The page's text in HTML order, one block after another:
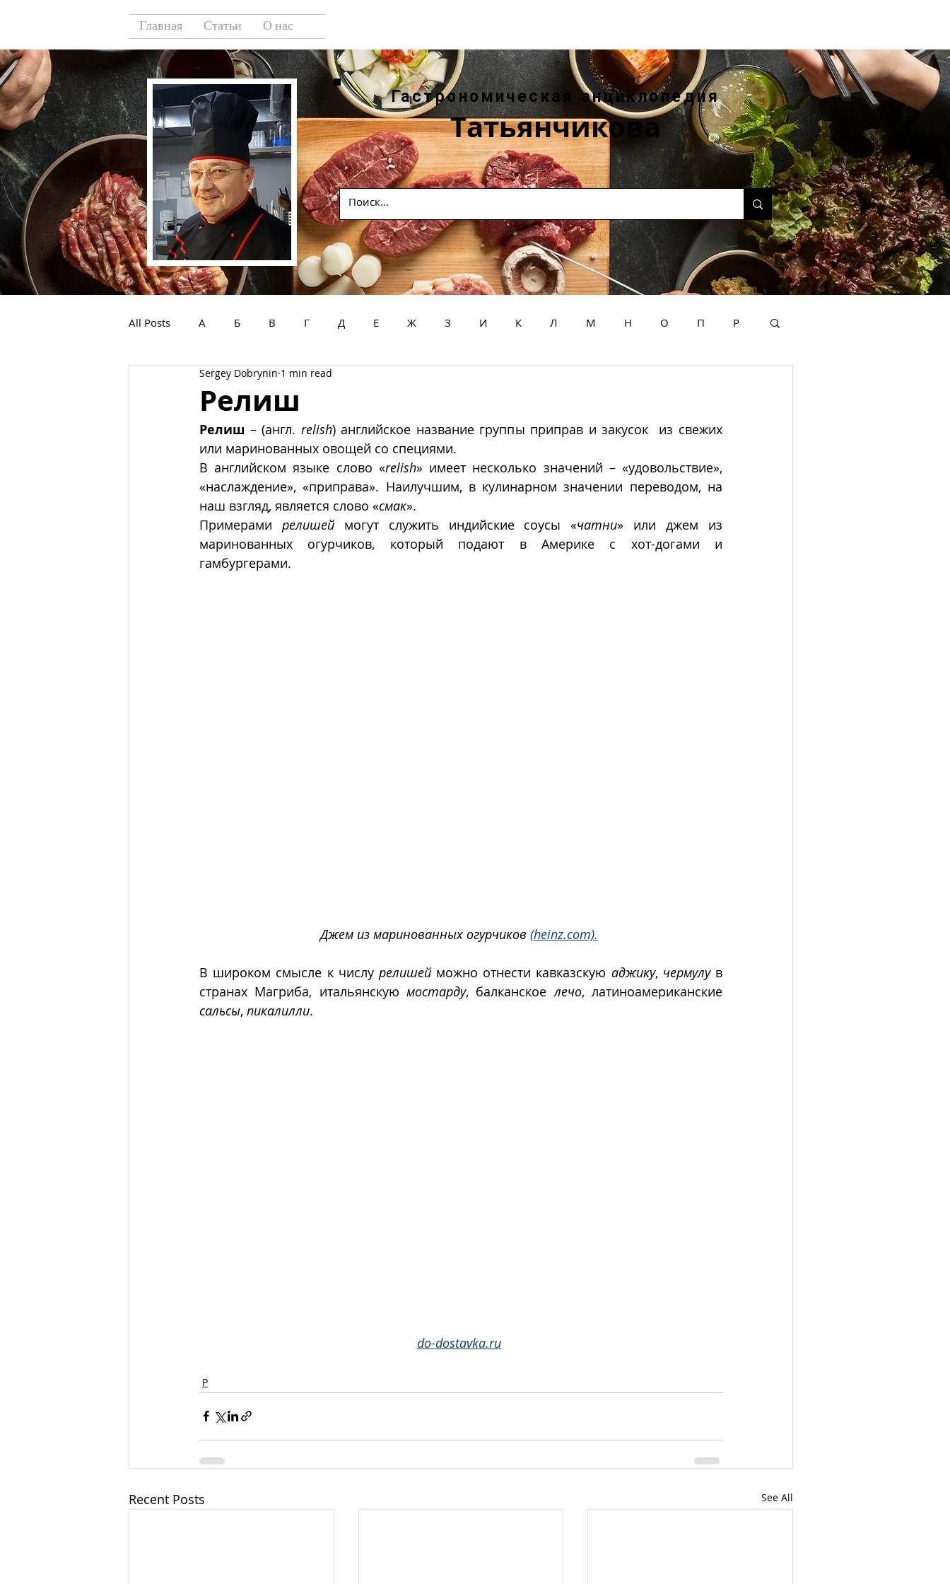
Главная Статьи О нас
Гастрономическая энциклопедия
Татьянчикова
All Posts А Б В Г Д Е Ж З И К Л М Н О П Р
У Ф Х
Релиш
Sergey Dobrynin 1 min read
Релиш – (англ. relish) английское название группы приправ и закусок  из свежих
или маринованных овощей со специями.
В английском языке слово «relish» имеет несколько значений – «удовольствие»,
«наслаждение», «приправа». Наилучшим, в кулинарном значении переводом, на
наш взгляд, является слово «смак».
Примерами релишей могут служить индийские соусы «чатни» или джем из
маринованных огурчиков, который подают в Америке с хот-догами и
гамбургерами.
Джем из маринованных огурчиков (heinz.com).
В широком смысле к числу релишей можно отнести кавказскую аджику, чермулу в
странах Магриба, итальянскую мостарду, балканское лечо
сальсы, пикалилли.
do-dostavka.ru
Р
Recent Posts See All